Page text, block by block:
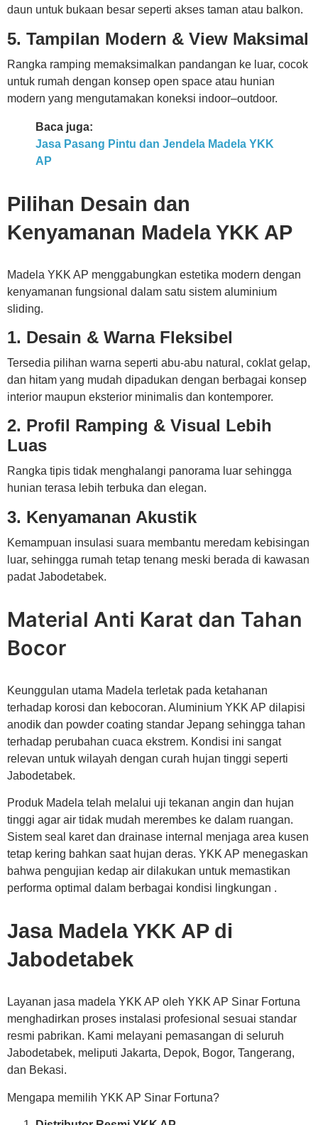
daun untuk bukaan besar seperti akses taman atau balkon.
5. Tampilan Modern & View Maksimal
Rangka ramping memaksimalkan pandangan ke luar, cocok
untuk rumah dengan konsep open space atau hunian
modern yang mengutamakan koneksi indoor–outdoor.
Baca juga:
Jasa Pasang Pintu dan Jendela Madela YKK
AP
Pilihan Desain dan
Kenyamanan Madela YKK AP
Madela YKK AP menggabungkan estetika modern dengan
kenyamanan fungsional dalam satu sistem aluminium
sliding.
1. Desain & Warna Fleksibel
Tersedia pilihan warna seperti abu-abu natural, coklat gelap,
dan hitam yang mudah dipadukan dengan berbagai konsep
interior maupun eksterior minimalis dan kontemporer.
2. Profil Ramping & Visual Lebih
Luas
Rangka tipis tidak menghalangi panorama luar sehingga
hunian terasa lebih terbuka dan elegan.
3. Kenyamanan Akustik
Kemampuan insulasi suara membantu meredam kebisingan
luar, sehingga rumah tetap tenang meski berada di kawasan
padat Jabodetabek.
Material Anti Karat dan Tahan
Bocor
Keunggulan utama Madela terletak pada ketahanan
terhadap korosi dan kebocoran. Aluminium YKK AP dilapisi
anodik dan powder coating standar Jepang sehingga tahan
terhadap perubahan cuaca ekstrem. Kondisi ini sangat
relevan untuk wilayah dengan curah hujan tinggi seperti
Jabodetabek.
Produk Madela telah melalui uji tekanan angin dan hujan
tinggi agar air tidak mudah merembes ke dalam ruangan.
Sistem seal karet dan drainase internal menjaga area kusen
tetap kering bahkan saat hujan deras. YKK AP menegaskan
bahwa pengujian kedap air dilakukan untuk memastikan
performa optimal dalam berbagai kondisi lingkungan .
Jasa Madela YKK AP di
Jabodetabek
Layanan jasa madela YKK AP oleh YKK AP Sinar Fortuna
menghadirkan proses instalasi profesional sesuai standar
resmi pabrikan. Kami melayani pemasangan di seluruh
Jabodetabek, meliputi Jakarta, Depok, Bogor, Tangerang,
dan Bekasi.
Mengapa memilih YKK AP Sinar Fortuna?